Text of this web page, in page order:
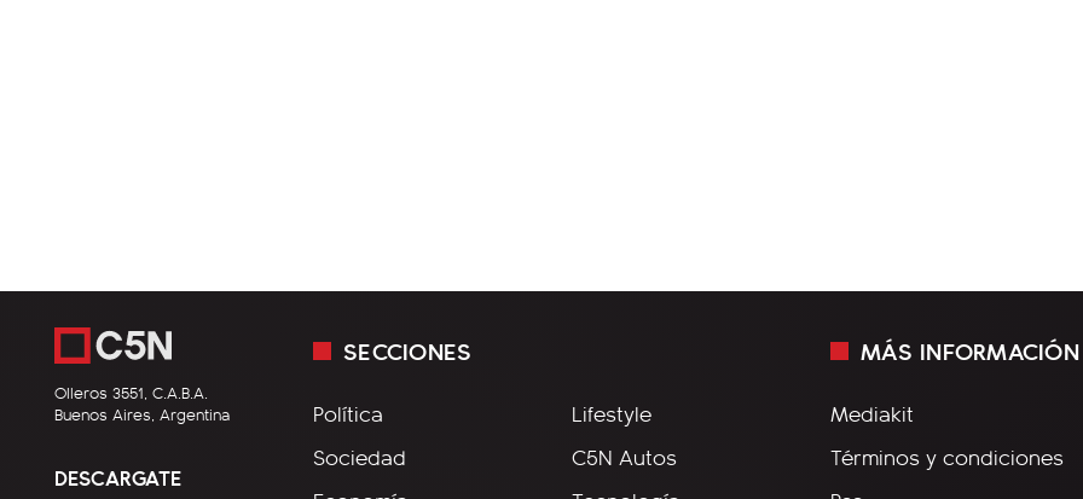
Olleros 3551, C.A.B.A.
Buenos Aires, Argentina
DESCARGATE
SECCIONES
Política
Sociedad
Lifestyle
C5N Autos
MÁS INFORMACIÓN
Mediakit
Términos y condiciones